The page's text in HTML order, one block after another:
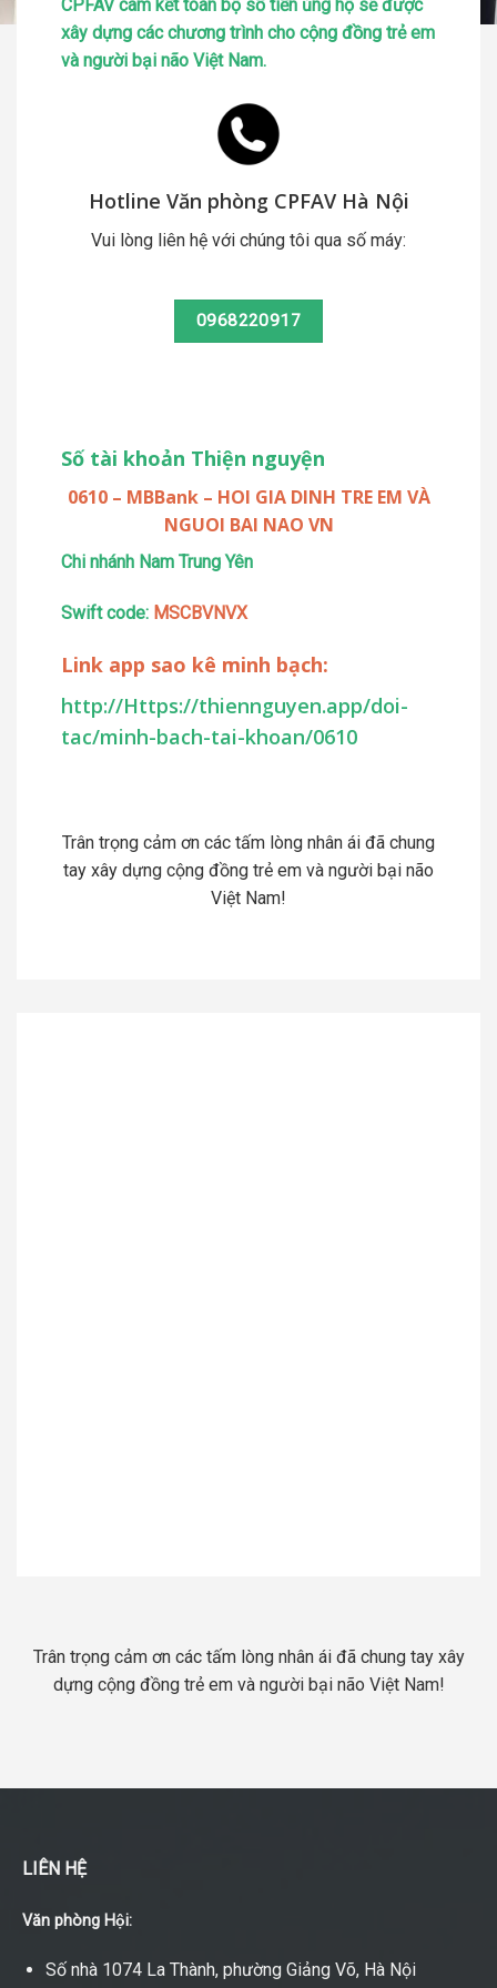
CPFAV cam kết toàn bộ số tiền ủng hộ sẽ được
xây dựng các chương trình cho cộng đồng trẻ em
và người bại não Việt Nam.
Hotline Văn phòng CPFAV Hà Nội
Vui lòng liên hệ với chúng tôi qua số máy:
0968220917
Số tài khoản Thiện nguyện
0610 – MBBank – HOI GIA DINH TRE EM VÀ
NGUOI BAI NAO VN
Chi nhánh Nam Trung Yên
Swift code: MSCBVNVX
Link app sao kê minh bạch:
http://Https://thiennguyen.app/doi-
tac/minh-bach-tai-khoan/0610
Trân trọng cảm ơn các tấm lòng nhân ái đã chung
tay xây dựng cộng đồng trẻ em và người bại não
Việt Nam!
Trân trọng cảm ơn các tấm lòng nhân ái đã chung tay xây
dựng cộng đồng trẻ em và người bại não Việt Nam!
LIÊN HỆ
Văn phòng Hội:
Số nhà 1074 La Thành, phường Giảng Võ, Hà Nội